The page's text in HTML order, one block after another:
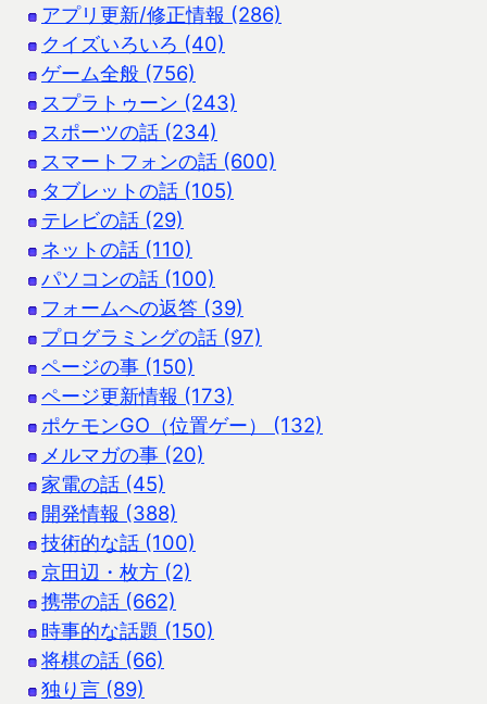
アプリ更新/修正情報 (286)
クイズいろいろ (40)
ゲーム全般 (756)
スプラトゥーン (243)
スポーツの話 (234)
スマートフォンの話 (600)
タブレットの話 (105)
テレビの話 (29)
ネットの話 (110)
パソコンの話 (100)
フォームへの返答 (39)
プログラミングの話 (97)
ページの事 (150)
ページ更新情報 (173)
ポケモンGO（位置ゲー） (132)
メルマガの事 (20)
家電の話 (45)
開発情報 (388)
技術的な話 (100)
京田辺・枚方 (2)
携帯の話 (662)
時事的な話題 (150)
将棋の話 (66)
独り言 (89)